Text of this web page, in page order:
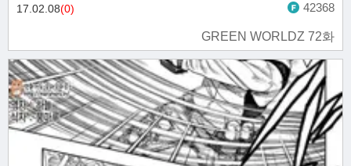
GREEN WORLDZ 72화
17.02.08(0) 42368